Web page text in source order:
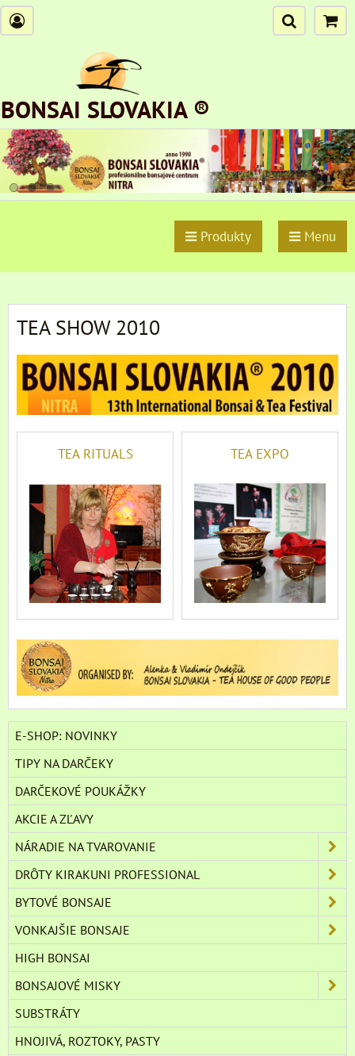
BONSAI SLOVAKIA ®
Produkty Menu
TEA SHOW 2010
TEA RITUALS TEA EXPO
E-SHOP: NOVINKY
TIPY NA DARČEKY
DARČEKOVÉ POUKÁŽKY
AKCIE A ZĽAVY
NÁRADIE NA TVAROVANIE
DRÔTY KIRAKUNI PROFESSIONAL
BYTOVÉ BONSAJE
VONKAJŠIE BONSAJE
HIGH BONSAI
BONSAJOVÉ MISKY
SUBSTRÁTY
HNOJIVÁ, ROZTOKY, PASTY